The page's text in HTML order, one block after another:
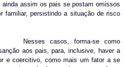
assim os pais se postam omissos
familiar, persistindo a situação de risco
Nesses casos, forma-se como
aos pais, para, inclusive, haver a
e coercitivo, como mais um fator a se